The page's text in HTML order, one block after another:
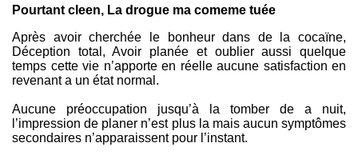
Pourtant cleen, La drogue ma comeme tuée
Après avoir cherchée le bonheur dans de la cocaïne,
Déception total, Avoir planée et oublier aussi quelque
temps cette vie n’apporte en réelle aucune satisfaction en
revenant a un état normal.
Aucune préoccupation jusqu’à la tomber de a nuit,
l’impression de planer n’est plus la mais aucun symptômes
secondaires n’apparaissent pour l’instant.